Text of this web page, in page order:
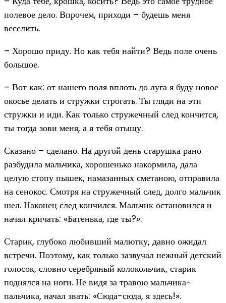
полевое дело. Впрочем, приходи – будешь меня
веселить.
– Хорошо приду. Но как тебя найти? Ведь поле очень
большое.
– Вот как: от нашего поля вплоть до луга я буду новое
окосье делать и стружки строгать. Ты гляди на эти
стружки и иди. Как только стружечный след кончится,
ты тогда зови меня, а я тебя отыщу.
Сказано – сделано. На другой день старушка рано
разбудила мальчика, хорошенько накормила, дала
целую стопу пышек, намазанных сметаною, отправила
на сенокос. Смотря на стружечный след, долго мальчик
шел. Наконец след кончился. Мальчик остановился и
начал кричать: «Батенька, где ты?».
Старик, глубоко любивший малютку, давно ожидал
встречи. Поэтому, как только зазвучал нежный детский
голосок, словно серебряный колокольчик, старик
поднялся на ноги. Не видя за травою мальчика-
пальчика, начал звать: «Сюда-сюда, я здесь!».